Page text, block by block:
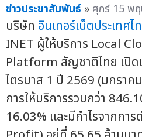
ข่าวประชาสัมพันธ์ » ศุกร์ 15 พ
บริษัท อินเทอร์เน็ตประเทศไ
INET ผู้ให้บริการ Local
Platform สัญชาติไทย เปิด
ไตรมาส 1 ปี 2569 (มกราค
การให้บริการรวมกว่า
16.03% และมีกำไรจากกา